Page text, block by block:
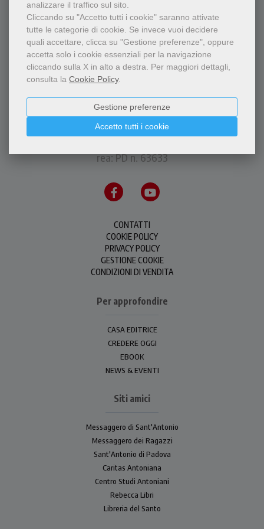
analizzare il traffico sul sito.
Cliccando su "Accetto tutti i cookie" saranno attivate
tutte le categorie di cookie. Se invece vuoi decidere
quali accettare, clicca su "Gestione preferenze", oppure
accetta solo i cookie essenziali per la navigazione
cliccando sulla X in alto a destra. Per maggiori dettagli,
consulta la Cookie Policy.
Accetto tutti i cookie
Gestione preferenze
P.I.S.A.P.F.M.C. Messaggero di S. Antonio Editrice
via Orto Botanico, 11 - 35123 Padova - P.IVA
rea: PD n. 63633
CONTATTI
COOKIE POLICY
PRIVACY POLICY
GESTIONE COOKIE
CONDIZIONI DI VENDITA
Per approfondire
CASA EDITRICE
CREDERE OGGI
EBOOK
NEWS & EVENTI
Siti amici
Messaggero di Sant'Antonio
Messaggero dei Ragazzi
Sant'Antonio di Padova
Caritas Antoniana
Centro Studi Antoniani
Rebecca Libri
Libreria del Santo